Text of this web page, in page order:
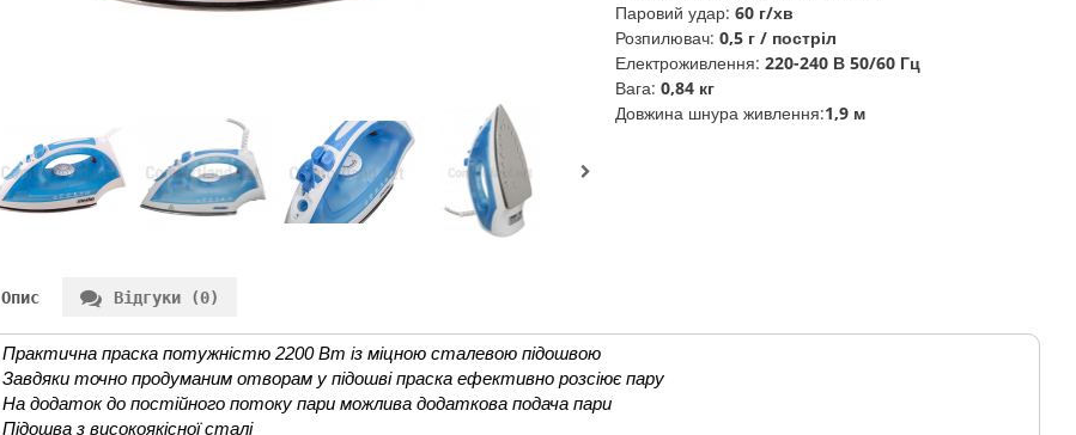
Паровий удар: 60 г/хв
Розпилювач: 0,5 г / постріл
Електроживлення: 220-240 В 50/60 Гц
Вага: 0,84 кг
Довжина шнура живлення:1,9 м
Опис Відгуки (0)
Практична праска потужністю 2200 Вт із міцною сталевою підошвою
Завдяки точно продуманим отворам у підошві праска ефективно розсіює пару
На додаток до постійного потоку пари можлива додаткова подача пари
Підошва з високоякісної сталі